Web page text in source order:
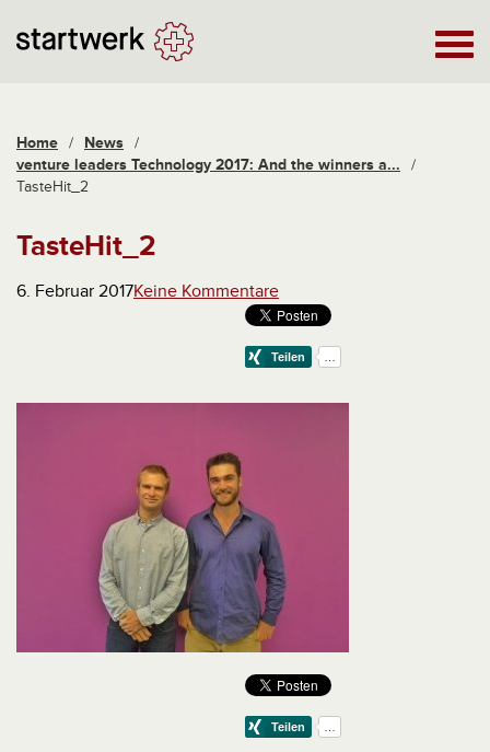
Home / News /
venture leaders Technology 2017: And the winners a...
/
TasteHit_2
TasteHit_2
6. Februar 2017Keine Kommentare